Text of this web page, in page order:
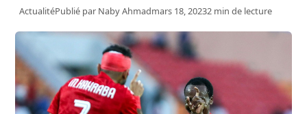
ActualitéPublié par Naby Ahmadmars 18, 20232 min de lecture